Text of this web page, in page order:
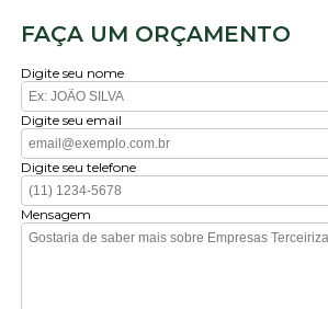
FAÇA UM ORÇAMENTO
Digite seu nome
Digite seu email
Digite seu telefone
Mensagem